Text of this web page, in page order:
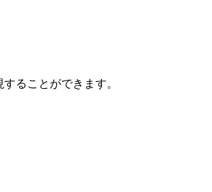
ることができます。